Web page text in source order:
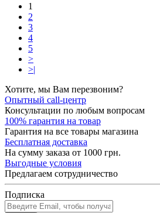
1
2
3
4
5
>
>|
Хотите, мы Вам перезвоним?
Опытный call-центр
Консультации по любым вопросам
100% гарантия на товар
Гарантия на все товары магазина
Бесплатная доставка
На сумму заказа от 1000 грн.
Выгодные условия
Предлагаем сотрудничество
Подписка